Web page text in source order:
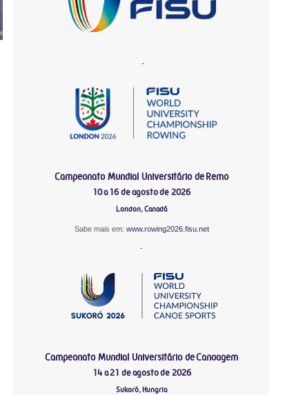
-
Campeonato Mundial Universitário de Remo
10 a 16 de agosto de 2026
London, Canadá
Sabe mais em: www.rowing2026.fisu.net
-
Campeonato Mundial Universitário de Canoagem
14 a 21 de agosto de 2026
Sukoró, Hungria